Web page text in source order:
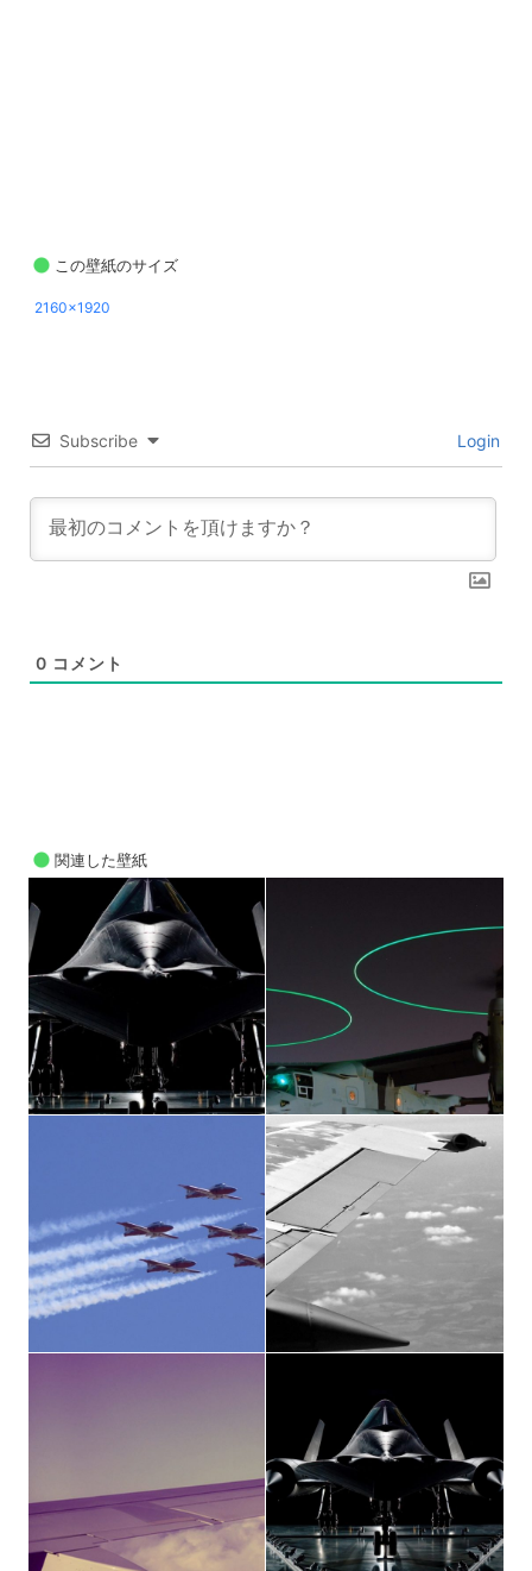
この壁紙のサイズ
2160x1920
Subscribe Login
0 コメント
関連した壁紙